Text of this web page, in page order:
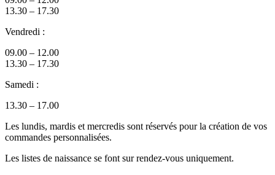
13.30 – 17.30
Vendredi :
09.00 – 12.00
13.30 – 17.30
Samedi :
13.30 – 17.00
Les lundis, mardis et mercredis sont réservés pour la création de vos
commandes personnalisées.
Les listes de naissance se font sur rendez-vous uniquement.